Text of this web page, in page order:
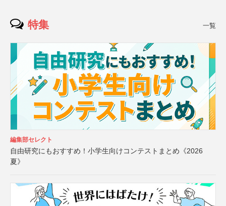
特集 一覧
編集部セレクト
自由研究にもおすすめ！小学生向けコンテストまとめ《2026
夏》